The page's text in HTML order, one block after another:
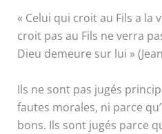
« Celui qui croit au Fils a la
croit pas au Fils ne verra
Dieu demeure sur lui »
Ils ne sont pas jugés
fautes morales, ni parce
bons. Ils sont jugés parce